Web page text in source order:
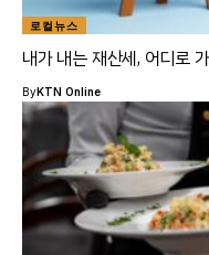
로컬뉴스
내가 내는 재산세, 어디로
ByKTN Online